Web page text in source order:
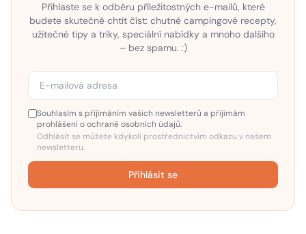
Přihlaste se k odběru příležitostných e-mailů, které
budete skutečně chtít číst: chutné campingové recepty,
užitečné tipy a triky, speciální nabídky a mnoho dalšího
– bez spamu. :)
Souhlasím s přijímáním vašich newsletterů a přijímám
prohlášení o ochraně osobních údajů.
Odhlásit se můžete kdykoli prostřednictvím odkazu v našem
newsletteru.
Přihlásit se